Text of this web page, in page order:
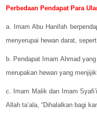
Perbedaan Pendapat Para
a. Imam Abu Hanifah
menyerupai hewan darat,
b. Pendapat Imam Ahmad
merupakan hewan yang
c. Imam Malik dan Imam
Allah ta’ala, “Dihalalkan bagi